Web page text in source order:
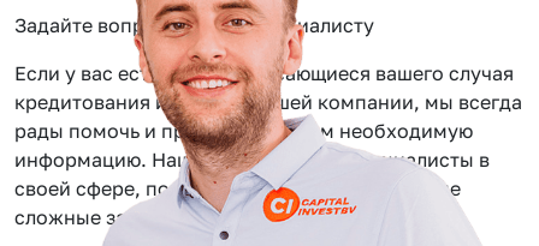
Задайте вопрос нашему специалисту
Если у вас есть вопросы касающиеся вашего случая
кредитования или услуг нашей компании, мы всегда
рады помочь и предоставить вам необходимую
информацию. Наши сотрудники — специалисты в
своей сфере, помогут вам решить даже самые
сложные задачи.